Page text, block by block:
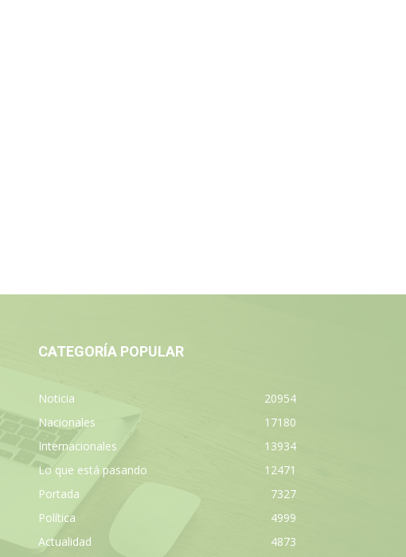
CATEGORÍA POPULAR
Noticia
20954
Nacionales
17180
Internacionales
13934
Lo que está pasando
12471
Portada
7327
Política
4999
Actualidad
4873